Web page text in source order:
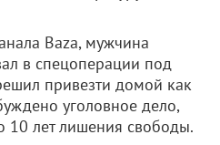
Baza, мужчина
в спецоперации под
привезти домой как
уголовное дело,
10 лет лишения свободы.